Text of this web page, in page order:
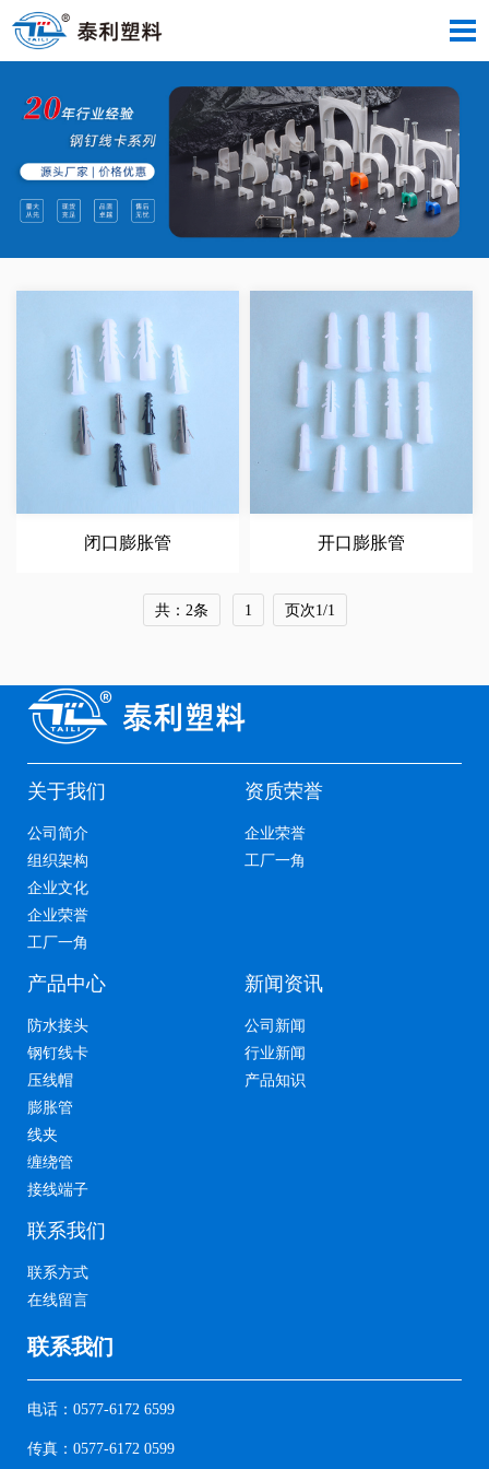
闭口膨胀管 开口膨胀管
共：2条 1 页次1/1
关于我们
公司简介
组织架构
企业文化
企业荣誉
工厂一角
资质荣誉
企业荣誉
工厂一角
产品中心
防水接头
钢钉线卡
压线帽
膨胀管
线夹
缠绕管
接线端子
新闻资讯
公司新闻
行业新闻
产品知识
联系我们
联系方式
在线留言
联系我们
电话：0577-6172 6599
传真：0577-6172 0599